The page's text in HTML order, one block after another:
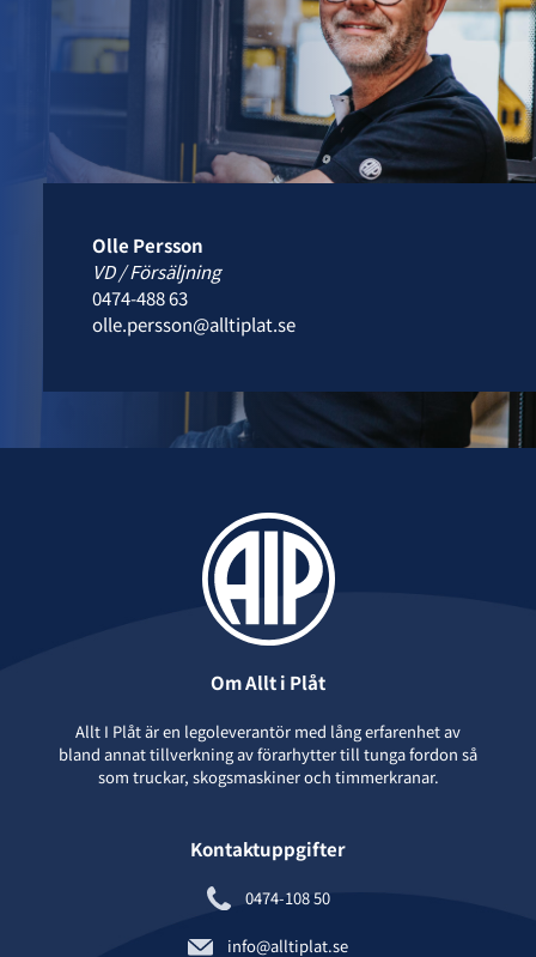
Olle Persson
VD / Försäljning
0474-488 63
olle.persson@alltiplat.se
Om Allt i Plåt
Allt I Plåt är en legoleverantör med lång erfarenhet av
bland annat tillverkning av förarhytter till tunga fordon så
som truckar, skogsmaskiner och timmerkranar.
Kontaktuppgifter
0474-108 50
info@alltiplat.se